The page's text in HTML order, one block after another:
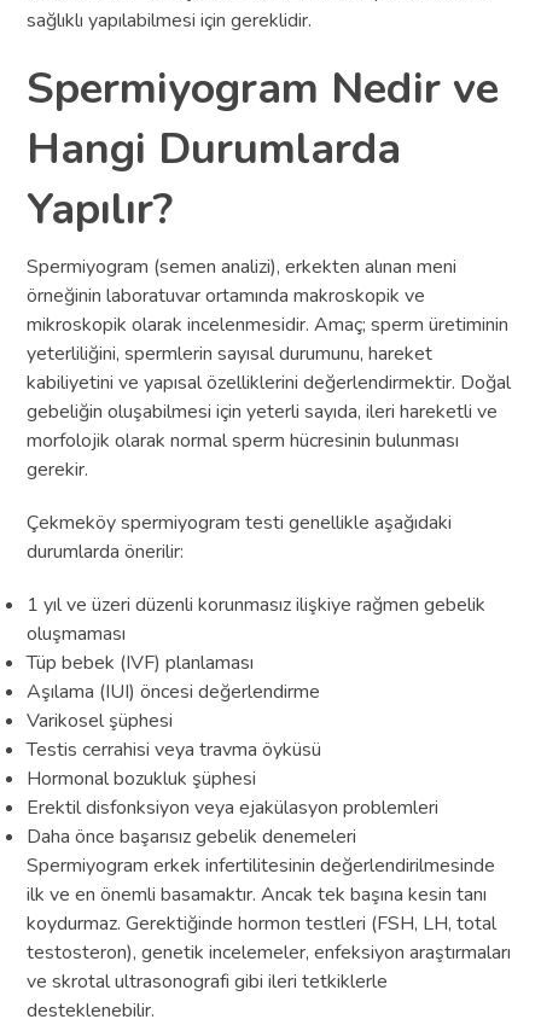
sağlıklı yapılabilmesi için gereklidir.
Spermiyogram Nedir ve
Hangi Durumlarda
Yapılır?
Spermiyogram (semen analizi), erkekten alınan meni
örneğinin laboratuvar ortamında makroskopik ve
mikroskopik olarak incelenmesidir. Amaç; sperm üretiminin
yeterliliğini, spermlerin sayısal durumunu, hareket
kabiliyetini ve yapısal özelliklerini değerlendirmektir. Doğal
gebeliğin oluşabilmesi için yeterli sayıda, ileri hareketli ve
morfolojik olarak normal sperm hücresinin bulunması
gerekir.
Çekmeköy spermiyogram testi genellikle aşağıdaki
durumlarda önerilir:
1 yıl ve üzeri düzenli korunmasız ilişkiye rağmen gebelik
oluşmaması
Tüp bebek (IVF) planlaması
Aşılama (IUI) öncesi değerlendirme
Varikosel şüphesi
Testis cerrahisi veya travma öyküsü
Hormonal bozukluk şüphesi
Erektil disfonksiyon veya ejakülasyon problemleri
Daha önce başarısız gebelik denemeleri
Spermiyogram erkek infertilitesinin değerlendirilmesinde
ilk ve en önemli basamaktır. Ancak tek başına kesin tanı
koydurmaz. Gerektiğinde hormon testleri (FSH, LH, total
testosteron), genetik incelemeler, enfeksiyon araştırmaları
ve skrotal ultrasonografi gibi ileri tetkiklerle
desteklenebilir.